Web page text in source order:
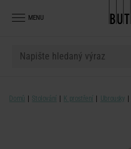
MENU
Domů Stolování K prostření Ubrousky